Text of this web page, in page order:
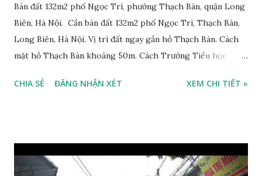
Bán đất 132m2 phố Ngọc Trì, phường Thạch Bàn, quận Long
Biên, Hà Nội. Cần bán đất 132m2 phố Ngọc Trì, Thạch Bàn,
Long Biên, Hà Nội. Vị trí đất ngay gần hồ Thạch Bàn. Cách
mặt hồ Thạch Bàn khoảng 50m. Cách Trường Tiểu học
30m, phía trước mặt thoáng. Cách mặt đường Cổ Linh
ngõ thông, đường trải nhựa, 2 ô tô tránh nhau. Đường và vỉa
hè rộng 6m. Đất thổ cư, diện tích mặt bằng 132m2, mặt tiền
CHIA SẺ ĐĂNG NHẬN XÉT XEM CHI TIẾT »